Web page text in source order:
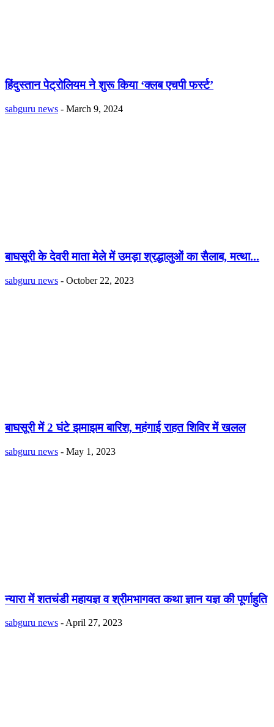
हिंदुस्तान पेट्रोलियम ने शुरू किया ‘क्लब एचपी फर्स्ट’
sabguru news - March 9, 2024
बाघसूरी के देवरी माता मेले में उमड़ा श्रद्धालुओं का सैलाब, मत्था...
sabguru news - October 22, 2023
बाघसूरी में 2 घंटे झमाझम बारिश, महंगाई राहत शिविर में खलल
sabguru news - May 1, 2023
न्यारा में शतचंडी महायज्ञ व श्रीमभागवत कथा ज्ञान यज्ञ की पूर्णाहुति
sabguru news - April 27, 2023